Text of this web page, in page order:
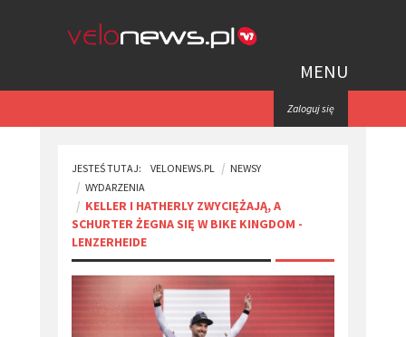
MENU
Zaloguj się
JESTEŚ TUTAJ: VELONEWS.PL
NEWSY
WYDARZENIA
KELLER I HATHERLY ZWYCIĘŻAJĄ, A
SCHURTER ŻEGNA SIĘ W BIKE KINGDOM -
LENZERHEIDE